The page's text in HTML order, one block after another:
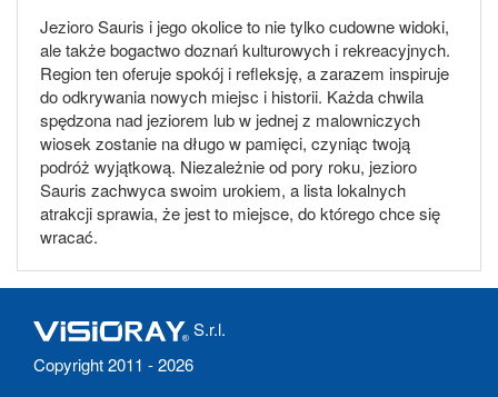
Jezioro Sauris i jego okolice to nie tylko cudowne widoki,
ale także bogactwo doznań kulturowych i rekreacyjnych.
Region ten oferuje spokój i refleksję, a zarazem inspiruje
do odkrywania nowych miejsc i historii. Każda chwila
spędzona nad jeziorem lub w jednej z malowniczych
wiosek zostanie na długo w pamięci, czyniąc twoją
podróż wyjątkową. Niezależnie od pory roku, jezioro
Sauris zachwyca swoim urokiem, a lista lokalnych
atrakcji sprawia, że jest to miejsce, do którego chce się
wracać.
S.r.l.
Copyright 2011 - 2026